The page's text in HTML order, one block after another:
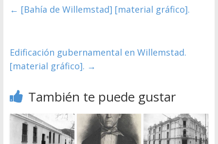
← [Bahía de Willemstad] [material gráfico].
Edificación gubernamental en Willemstad.
[material gráfico]. →
También te puede gustar